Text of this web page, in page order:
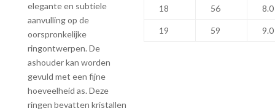
elegante en subtiele
aanvulling op de
oorspronkelijke
ringontwerpen. De
ashouder kan worden
gevuld met een fijne
hoeveelheid as. Deze
ringen bevatten kristallen
18 56 8.0
19 59 9.0